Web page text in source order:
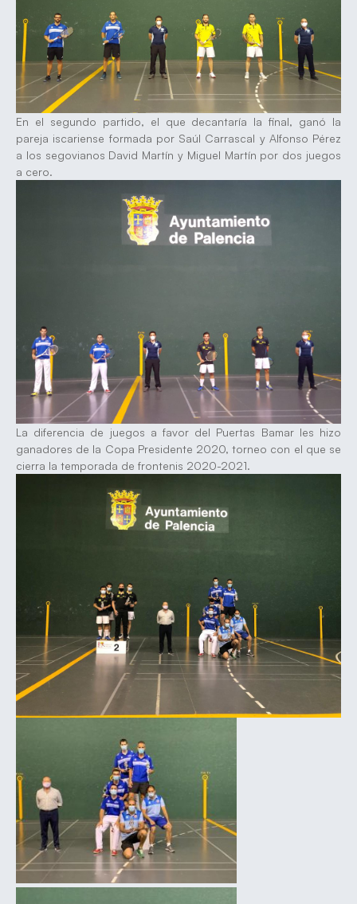
En el segundo partido, el que decantaría la final, ganó la
pareja iscariense formada por Saúl Carrascal y Alfonso Pérez
a los segovianos David Martín y Miguel Martín por dos juegos
a cero.
La diferencia de juegos a favor del Puertas Bamar les hizo
ganadores de la Copa Presidente 2020, torneo con el que se
cierra la temporada de frontenis 2020-2021.